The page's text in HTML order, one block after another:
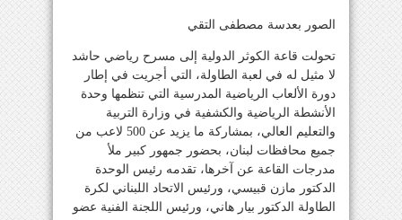
الصور بعدسة مصطفى التقي
تحولت قاعة الكوثر الدولية إلى مسرح رياضي حاشد
لا مثيل له في لعبة الطاولة، التي أجريت في إطار
دورة الألعاب الرياضية المدرسية التي تنظمها وحدة
الأنشطة الرياضية والكشفية في وزارة التربية
والتعليم العالي، بمشاركة ما يزيد عن 500 لاعب من
جميع محافظات لبنان، بحضور جمهور كبير ملأ
مدرجات القاعة عن آخرها، تقدمه رئيس الوحدة
الدكتور مازن قبيسي، ورئيس الاتحاد اللبناني لكرة
الطاولة الدكتور بيار هاني، ورئيس اللجنة الفنية عضو